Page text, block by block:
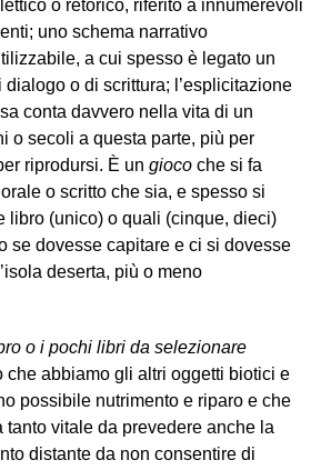
o retorico, riferito a innumerevoli
uno schema narrativo
a cui spesso è legato un
o di scrittura; l’esplicitazione
conta davvero nella vita di un
o secoli a questa parte, più per
riprodursi. È un gioco che si fa
o scritto che sia, e spesso si
libro (unico) o quali (cinque, dieci)
se dovesse capitare e ci si dovesse
deserta, più o meno
o i pochi libri da selezionare
che abbiamo gli altri oggetti biotici e
possibile nutrimento e riparo e che
tanto vitale da prevedere anche la
distante da non consentire di